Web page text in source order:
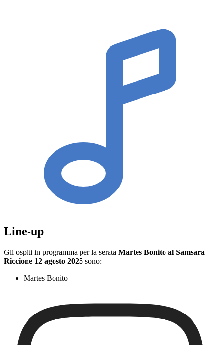
Line-up
Gli ospiti in programma per la serata Martes Bonito al Samsara
Riccione 12 agosto 2025 sono:
Martes Bonito